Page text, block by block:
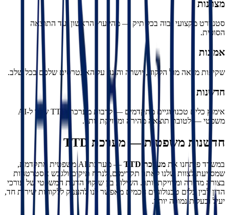
מצוינות
סטנדרט מקצועי גבוה בכל תיק — מהייעוץ הראשון ועד התוצאה
הסופית.
אמינות
שקיפות מלאה מול הלקוח, יושרה והגנה על האינטרסים שלכם בכל שלב.
חדשנות
אימוץ כלים טכנולוגיים מתקדמים — לרבות מערכת TTD שלנו ל-AI
משפטי — לטובת תוצאה מהירה ומדויקת יותר.
חדשנות משפטית — מערכת TTD
במשרד פיתחנו את מערכת TTD
— מערכת AI משפטית מתקדמת,
שמסייעת לצוות שלנו לאתר תקדימים, לנתח תיקים ולגבש אסטרטגיות
בצורה מהירה ומדויקת יותר. השילוב בין שיקול הדעת המשפטי של עורכי
הדין לבין כלים טכנולוגיים חכמים מאפשר לנו להעניק ללקוחות שירות חד,
יעיל ובעלות נמוכה יותר.